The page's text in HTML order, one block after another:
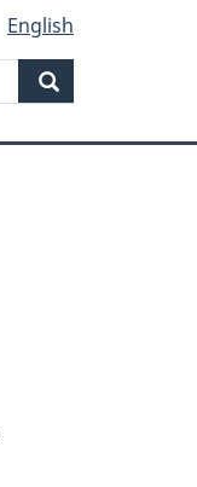
English
Search